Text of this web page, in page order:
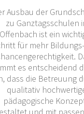
Ausbau der
zu Ganztagsschulen
Offenbach ist ein
für mehr
es entscheidend
dass die Betreuung
qualitativ
pädagogische
und mit